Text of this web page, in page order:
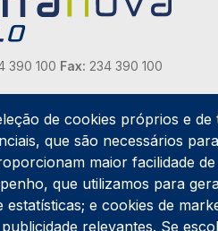
390 100 Fax: 234 390 100
Postal
42
31
Gafanha da Nazaré
Guerra
Centro Cultural da Gafanha da
de cookies próprios e
que são necessários
maior facilidade
que utilizamos para
estatísticas; e cookies de
relevantes. Se